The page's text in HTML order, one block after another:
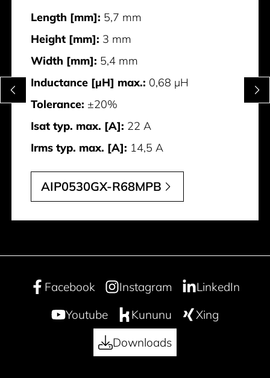
Length [mm]: 5,7 mm
Height [mm]: 3 mm
Width [mm]: 5,4 mm
Inductance [µH] max.: 0,68 µH
Tolerance: ±20%
Isat typ. max. [A]: 22 A
Irms typ. max. [A]: 14,5 A
AIP0530GX-R68MPB
Facebook Instagram
LinkedIn
Youtube
Kununu
Xing
Downloads